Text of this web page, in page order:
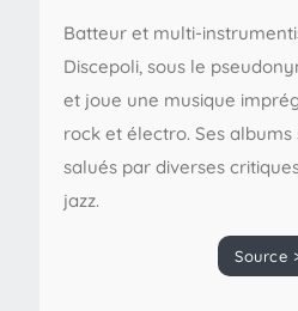
Batteur et multi-
Discepoli, sous le
et joue une musique
rock et électro. Ses
salués par diverses
jazz.
Source